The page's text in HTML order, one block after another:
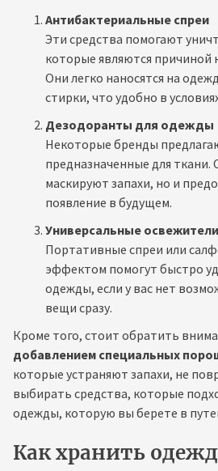
Антибактериальные спреи
Эти средства помогают
которые являются причиной
Они легко наносятся на
стирки, что удобно в
Дезодоранты для одежды
Некоторые бренды
предназначенные для ткани.
маскируют запахи, но и
появление в будущем.
Универсальные
Портативные спреи или
эффектом помогут быстро
одежды, если у вас нет
вещи сразу.
Кроме того, стоит обратить
добавлением специальных
которые устраняют запахи, не
выбирать средства, которые
одежды, которую вы берете в
Как хранить